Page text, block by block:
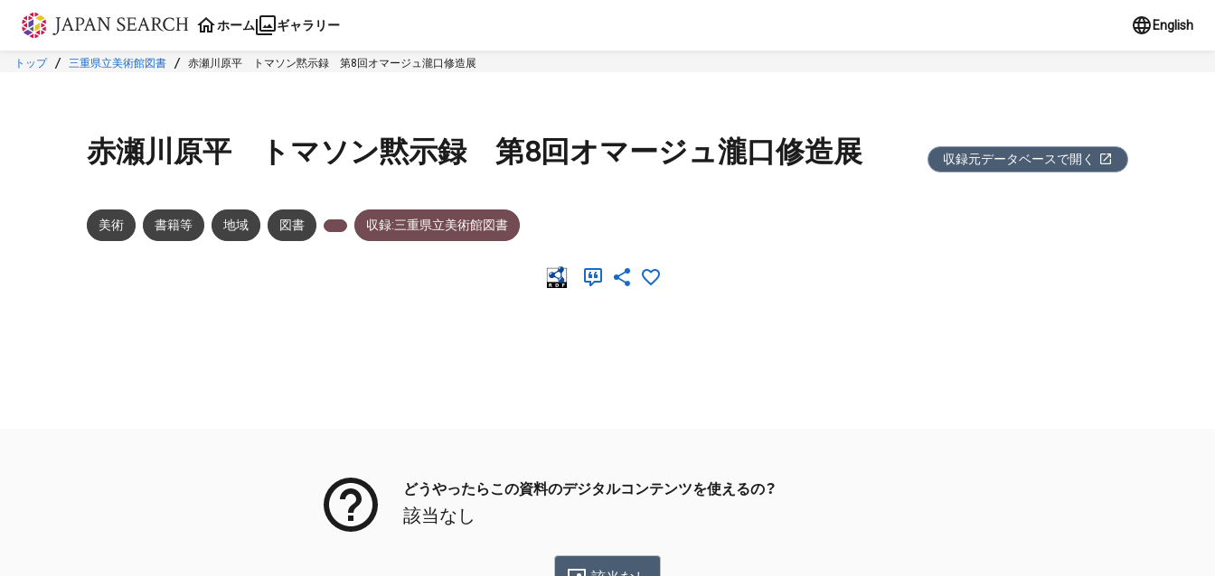
本文に飛ぶ
ホーム ギャラリー English
トップ 三重県立美術館図書 赤瀬川原平 トマソン黙示録 第8回オマージュ瀧口修造展
赤瀬川原平 トマソン黙示録 第8回オマージュ瀧口修造展 収録元データベースで開く
美術 書籍等 地域 図書 収録:三重県立美術館図書
どうやったらこの資料のデジタルコンテンツを使えるの？
該当なし